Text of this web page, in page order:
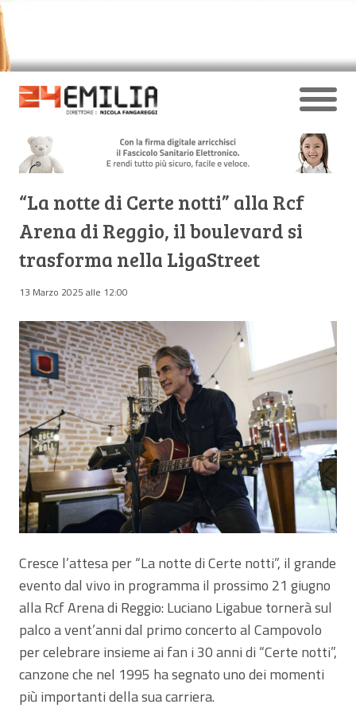
“La notte di Certe notti” alla Rcf
Arena di Reggio, il boulevard si
trasforma nella LigaStreet
13 Marzo 2025 alle 12:00
Cresce l’attesa per “La notte di Certe notti”, il grande
evento dal vivo in programma il prossimo 21 giugno
alla Rcf Arena di Reggio: Luciano Ligabue tornerà sul
palco a vent’anni dal primo concerto al Campovolo
per celebrare insieme ai fan i 30 anni di “Certe notti”,
canzone che nel 1995 ha segnato uno dei momenti
più importanti della sua carriera.